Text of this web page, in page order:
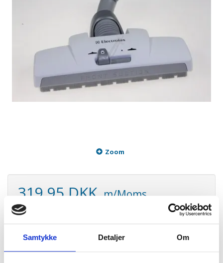
Samtykke Detaljer Om
Zoom
319,95 DKK m/Moms
Plus leveringsomkostninger. 39,00 til pakkehops. Fri fragt til
pakkeshop ved køb over 599,-
Model/varenr.:
2197596022
Lager: På lager